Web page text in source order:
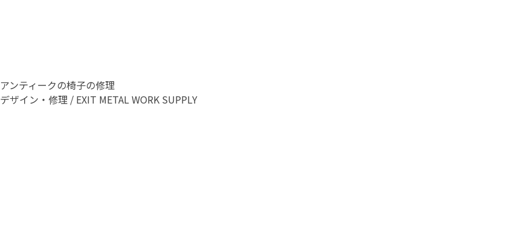
アンティークの椅子の修理
デザイン・修理 / EXIT METAL WORK SUPPLY